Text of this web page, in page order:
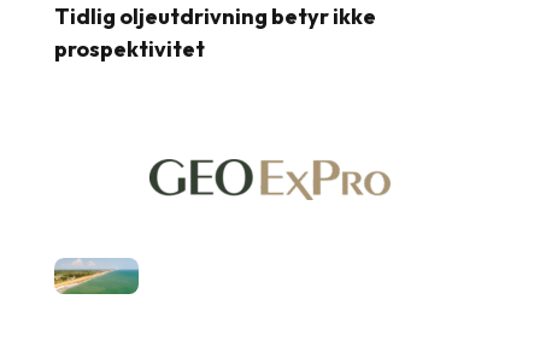
Tidlig oljeutdrivning betyr ikke
prospektivitet